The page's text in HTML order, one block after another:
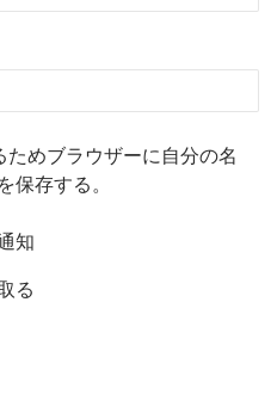
めブラウザーに自分の名
保存する。
知
る